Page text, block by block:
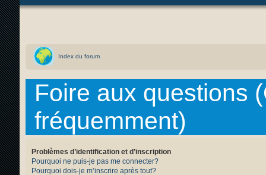
Index du forum
Foire aux questions
fréquemment)
Problèmes d’identification et d’inscription
Pourquoi ne puis-je pas me connecter?
Pourquoi dois-je m’inscrire après tout?